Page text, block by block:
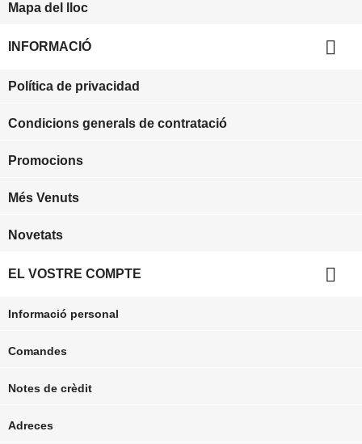
Mapa del lloc
INFORMACIÓ 
Política de privacidad
Condicions generals de contratació
Promocions
Més Venuts
Novetats
EL VOSTRE COMPTE 
Informació personal
Comandes
Notes de crèdit
Adreces